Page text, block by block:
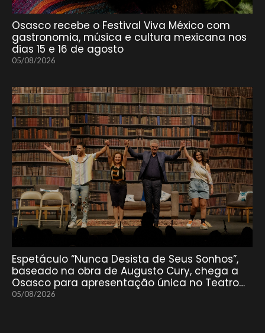
Osasco recebe o Festival Viva México com
gastronomia, música e cultura mexicana nos
dias 15 e 16 de agosto
05/08/2026
Espetáculo “Nunca Desista de Seus Sonhos”,
baseado na obra de Augusto Cury, chega a
Osasco para apresentação única no Teatro…
05/08/2026